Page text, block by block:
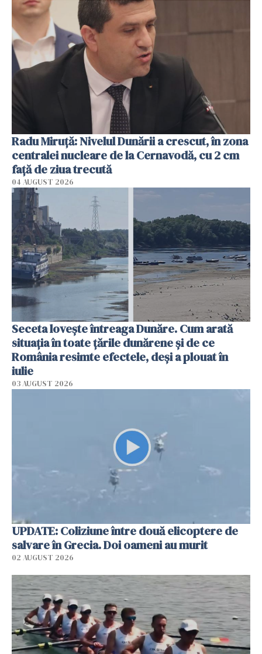
Radu Miruţă: Nivelul Dunării a crescut, în zona
centralei nucleare de la Cernavodă, cu 2 cm
faţă de ziua trecută
04 AUGUST 2026
Seceta lovește întreaga Dunăre. Cum arată
situația în toate țările dunărene și de ce
România resimte efectele, deși a plouat în
iulie
03 AUGUST 2026
UPDATE: Coliziune între două elicoptere de
salvare în Grecia. Doi oameni au murit
02 AUGUST 2026